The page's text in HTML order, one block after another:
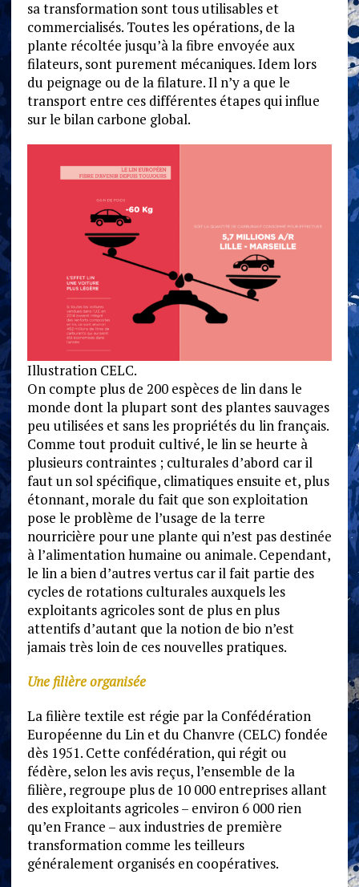
sa transformation sont tous utilisables et
commercialisés. Toutes les opérations, de la
plante récoltée jusqu’à la fibre envoyée aux
filateurs, sont purement mécaniques. Idem lors
du peignage ou de la filature. Il n’y a que le
transport entre ces différentes étapes qui influe
sur le bilan carbone global.
Illustration CELC.
On compte plus de 200 espèces de lin dans le
monde dont la plupart sont des plantes sauvages
peu utilisées et sans les propriétés du lin français.
Comme tout produit cultivé, le lin se heurte à
plusieurs contraintes ; culturales d’abord car il
faut un sol spécifique, climatiques ensuite et, plus
étonnant, morale du fait que son exploitation
pose le problème de l’usage de la terre
nourricière pour une plante qui n’est pas destinée
à l’alimentation humaine ou animale. Cependant,
le lin a bien d’autres vertus car il fait partie des
cycles de rotations culturales auxquels les
exploitants agricoles sont de plus en plus
attentifs d’autant que la notion de bio n’est
jamais très loin de ces nouvelles pratiques.
Une filière organisée
La filière textile est régie par la Confédération
Européenne du Lin et du Chanvre (CELC) fondée
dès 1951. Cette confédération, qui régit ou
fédère, selon les avis reçus, l’ensemble de la
filière, regroupe plus de 10 000 entreprises allant
des exploitants agricoles – environ 6 000 rien
qu’en France – aux industries de première
transformation comme les teilleurs
généralement organisés en coopératives.